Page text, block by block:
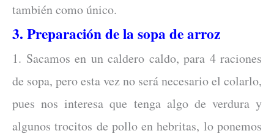
también como único.
3. Preparación de la sopa de arroz
1. Sacamos en un caldero caldo, para 4 raciones
de sopa, pero esta vez no será necesario el colarlo,
pues nos interesa que tenga algo de verdura y
algunos trocitos de pollo en hebritas, lo ponemos